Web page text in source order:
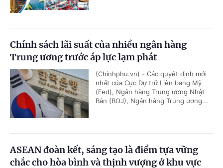
Chính sách lãi suất của nhiều ngân hàng
Trung ương trước áp lực lạm phát
(Chinhphu.vn) - Các quyết định mới
nhất của Cục Dự trữ Liên bang Mỹ
(Fed), Ngân hàng Trung ương Nhật
Bản (BOJ), Ngân hàng Trung ương...
ASEAN đoàn kết, sáng tạo là điểm tựa vững
chắc cho hòa bình và thịnh vượng ở khu vực